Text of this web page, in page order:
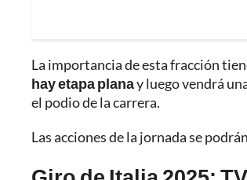
La importancia de esta fracción
hay etapa planay luego vendrá
el podio de la carrera.
Las acciones de la jornada se